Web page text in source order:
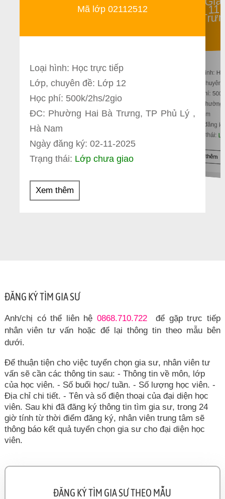
Mã lớp 02112512
Loại hình: Học trực tiếp
Lớp, chuyên đề: Lớp 12
Học phí: 500k/2hs/2gio
ĐC: Phường Hai Bà Trưng, TP Phủ Lý ,
Hà Nam
Ngày đăng ký: 02-11-2025
Trạng thái: Lớp chưa giao
Xem thêm
Lớp
Loại hình:
Lớp,
Học phí:
ĐC:
Hà Nam
Ngày đăng
Trạng thái:
Xem thêm
ĐĂNG KÝ TÌM GIA SƯ
Anh/chị có thể liên hệ 0868.710.722
để gặp trực tiếp
nhân viên tư vấn hoặc để lại thông tin theo mẫu bên
dưới.
Để thuận tiện cho việc tuyển chọn gia sư, nhân viên tư
vấn sẽ cần các thông tin sau: - Thông tin về môn, lớp
của học viên. - Số buổi học/ tuần. - Số lượng học viên. -
Địa chỉ chi tiết. - Tên và số điện thoại của đại diện học
viên. Sau khi đã đăng ký thông tin tìm gia sư, trong 24
giờ tính từ thời điểm đăng ký, nhân viên trung tâm sẽ
thông báo kết quả tuyển chọn gia sư cho đại diện học
viên.
ĐĂNG KÝ TÌM GIA SƯ THEO MẪU